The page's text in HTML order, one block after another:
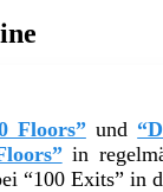
Floors”und
in
“100 Exits” in